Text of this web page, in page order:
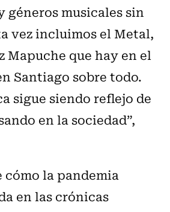
géneros musicales sin
vez incluimos el Metal,
Mapuche que hay en el
Santiago sobre todo.
sigue siendo reflejo de
en la sociedad”,
cómo la pandemia
en las crónicas